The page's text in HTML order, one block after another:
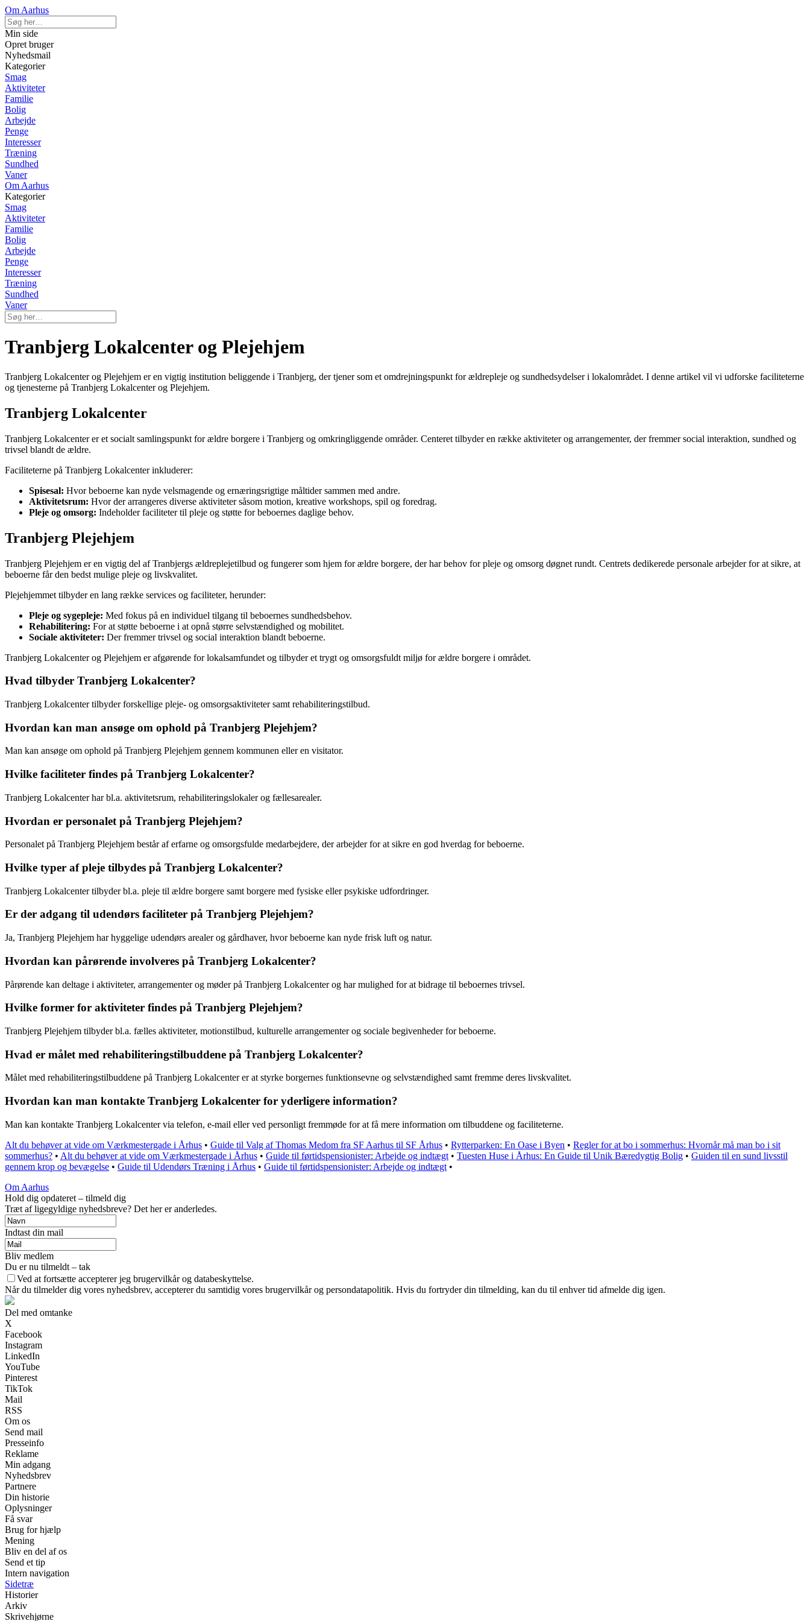
Om Aarhus
Min side
Opret bruger
Nyhedsmail
Kategorier
Smag
Aktiviteter
Familie
Bolig
Arbejde
Penge
Interesser
Træning
Sundhed
Vaner
Om Aarhus
Kategorier
Smag
Aktiviteter
Familie
Bolig
Arbejde
Penge
Interesser
Træning
Sundhed
Vaner
Tranbjerg Lokalcenter og Plejehjem
Tranbjerg Lokalcenter og Plejehjem er en vigtig institution beliggende i Tranbjerg, der tjener som et omdrejningspunkt for ældrepleje og sundhedsydelser i lokalområdet. I denne artikel vil vi udforske faciliteterne
og tjenesterne på Tranbjerg Lokalcenter og Plejehjem.
Tranbjerg Lokalcenter
Tranbjerg Lokalcenter er et socialt samlingspunkt for ældre borgere i Tranbjerg og omkringliggende områder. Centeret tilbyder en række aktiviteter og arrangementer, der fremmer social interaktion, sundhed og
trivsel blandt de ældre.
Faciliteterne på Tranbjerg Lokalcenter inkluderer:
Spisesal: Hvor beboerne kan nyde velsmagende og ernæringsrigtige måltider sammen med andre.
Aktivitetsrum: Hvor der arrangeres diverse aktiviteter såsom motion, kreative workshops, spil og foredrag.
Pleje og omsorg: Indeholder faciliteter til pleje og støtte for beboernes daglige behov.
Tranbjerg Plejehjem
Tranbjerg Plejehjem er en vigtig del af Tranbjergs ældreplejetilbud og fungerer som hjem for ældre borgere, der har behov for pleje og omsorg døgnet rundt. Centrets dedikerede personale arbejder for at sikre, at
beboerne får den bedst mulige pleje og livskvalitet.
Plejehjemmet tilbyder en lang række services og faciliteter, herunder:
Pleje og sygepleje: Med fokus på en individuel tilgang til beboernes sundhedsbehov.
Rehabilitering: For at støtte beboerne i at opnå større selvstændighed og mobilitet.
Sociale aktiviteter: Der fremmer trivsel og social interaktion blandt beboerne.
Tranbjerg Lokalcenter og Plejehjem er afgørende for lokalsamfundet og tilbyder et trygt og omsorgsfuldt miljø for ældre borgere i området.
Hvad tilbyder Tranbjerg Lokalcenter?
Tranbjerg Lokalcenter tilbyder forskellige pleje- og omsorgsaktiviteter samt rehabiliteringstilbud.
Hvordan kan man ansøge om ophold på Tranbjerg Plejehjem?
Man kan ansøge om ophold på Tranbjerg Plejehjem gennem kommunen eller en visitator.
Hvilke faciliteter findes på Tranbjerg Lokalcenter?
Tranbjerg Lokalcenter har bl.a. aktivitetsrum, rehabiliteringslokaler og fællesarealer.
Hvordan er personalet på Tranbjerg Plejehjem?
Personalet på Tranbjerg Plejehjem består af erfarne og omsorgsfulde medarbejdere, der arbejder for at sikre en god hverdag for beboerne.
Hvilke typer af pleje tilbydes på Tranbjerg Lokalcenter?
Tranbjerg Lokalcenter tilbyder bl.a. pleje til ældre borgere samt borgere med fysiske eller psykiske udfordringer.
Er der adgang til udendørs faciliteter på Tranbjerg Plejehjem?
Ja, Tranbjerg Plejehjem har hyggelige udendørs arealer og gårdhaver, hvor beboerne kan nyde frisk luft og natur.
Hvordan kan pårørende involveres på Tranbjerg Lokalcenter?
Pårørende kan deltage i aktiviteter, arrangementer og møder på Tranbjerg Lokalcenter og har mulighed for at bidrage til beboernes trivsel.
Hvilke former for aktiviteter findes på Tranbjerg Plejehjem?
Tranbjerg Plejehjem tilbyder bl.a. fælles aktiviteter, motionstilbud, kulturelle arrangementer og sociale begivenheder for beboerne.
Hvad er målet med rehabiliteringstilbuddene på Tranbjerg Lokalcenter?
Målet med rehabiliteringstilbuddene på Tranbjerg Lokalcenter er at styrke borgernes funktionsevne og selvstændighed samt fremme deres livskvalitet.
Hvordan kan man kontakte Tranbjerg Lokalcenter for yderligere information?
Man kan kontakte Tranbjerg Lokalcenter via telefon, e-mail eller ved personligt fremmøde for at få mere information om tilbuddene og faciliteterne.
Alt du behøver at vide om Værkmestergade i Århus • Guide til Valg af Thomas Medom fra SF Aarhus til SF Århus • Rytterparken: En Oase i Byen • Regler for at bo i sommerhus: Hvornår må man bo i sit
sommerhus? • Alt du behøver at vide om Værkmestergade i Århus • Guide til førtidspensionister: Arbejde og indtægt • Tuesten Huse i Århus: En Guide til Unik Bæredygtig Bolig • Guiden til en sund livsstil
gennem krop og bevægelse • Guide til Udendørs Træning i Århus • Guide til førtidspensionister: Arbejde og indtægt •
Om Aarhus
Hold dig opdateret – tilmeld dig
Træt af ligegyldige nyhedsbreve? Det her er anderledes.
Indtast din mail
Bliv medlem
Du er nu tilmeldt – tak
Ved at fortsætte accepterer jeg brugervilkår og databeskyttelse.
Når du tilmelder dig vores nyhedsbrev, accepterer du samtidig vores brugervilkår og persondatapolitik. Hvis du fortryder din tilmelding, kan du til enhver tid afmelde dig igen.
Del med omtanke
X
Facebook
Instagram
LinkedIn
YouTube
Pinterest
TikTok
Mail
RSS
Om os
Send mail
Presseinfo
Reklame
Min adgang
Nyhedsbrev
Partnere
Din historie
Oplysninger
Få svar
Brug for hjælp
Mening
Bliv en del af os
Send et tip
Intern navigation
Sidetræ
Historier
Arkiv
Skrivehjørne